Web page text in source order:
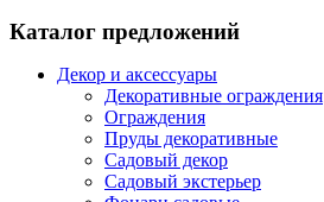
Каталог предложений
Декор и аксессуары
Декоративные ограждения
Ограждения
Пруды декоративные
Садовый декор
Садовый экстерьер